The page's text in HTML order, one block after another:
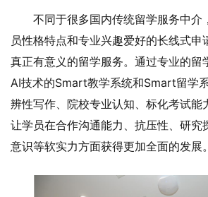
不同于很多国内传统留学服务中介
员性格特点和专业兴趣爱好的长线式申
真正有意义的留学服务。通过专业的留
AI技术的Smart教学系统和Smart留学
辨性写作、院校专业认知、标化考试能
让学员在合作沟通能力、抗压性、研究
意识等软实力方面获得更加全面的发展。